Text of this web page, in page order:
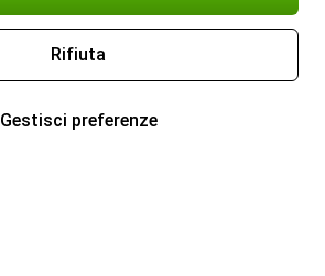
Rifiuta
Gestisci preferenze